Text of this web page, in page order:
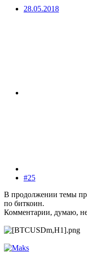
28.05.2018
#25
В продолжении темы
по биткоин.
Комментарии, думаю,